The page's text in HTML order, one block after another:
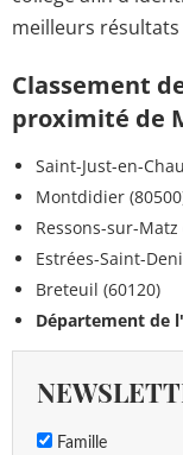
meilleurs
Classement
proximité de
Saint-Just-en-
Montdidier
Ressons-sur-Matz
Estrées-Saint-
Breteuil (60120)
Département de
Famille